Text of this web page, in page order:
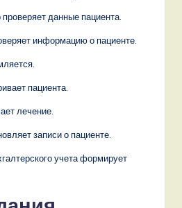
проверяет данные пациента.
информацию о пациенте.
пациента.
лечение.
записи о пациенте.
учета формирует